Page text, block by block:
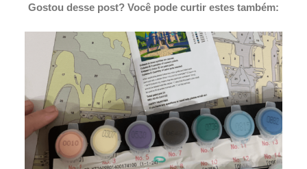
Gostou desse post? Você pode curtir estes também: